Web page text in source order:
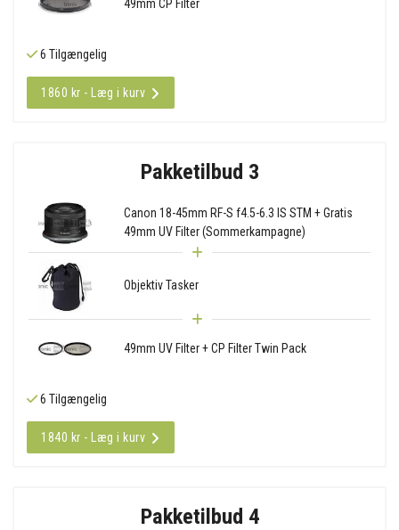
49mm CP Filter
6 Tilgængelig
1860 kr - Læg i kurv
Pakketilbud 3
Canon 18-45mm RF-S f4.5-6.3 IS STM + Gratis
49mm UV Filter (Sommerkampagne)
Objektiv Tasker
49mm UV Filter + CP Filter Twin Pack
6 Tilgængelig
1840 kr - Læg i kurv
Pakketilbud 4